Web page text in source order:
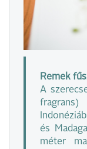
Remek
A
és
méter